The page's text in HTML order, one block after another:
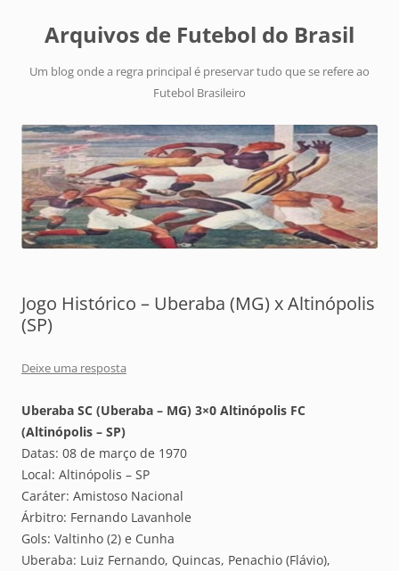
Arquivos de Futebol do Brasil
Um blog onde a regra principal é preservar tudo que se refere ao
Futebol Brasileiro
Jogo Histórico – Uberaba (MG) x Altinópolis
(SP)
Deixe uma resposta
Uberaba SC (Uberaba – MG) 3×0 Altinópolis FC
(Altinópolis – SP)
Datas: 08 de março de 1970
Local: Altinópolis – SP
Caráter: Amistoso Nacional
Árbitro: Fernando Lavanhole
Gols: Valtinho (2) e Cunha
Uberaba: Luiz Fernando, Quincas, Penachio (Flávio),